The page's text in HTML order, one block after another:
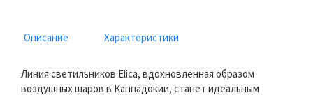
Описание Характеристики
Линия светильников Elica, вдохновленная образом
воздушных шаров в Каппадокии, станет идеальным